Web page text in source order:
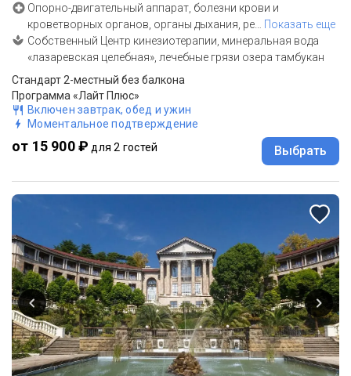
Опорно-двигательный аппарат, болезни крови и
кроветворных органов, органы дыхания, ре
Показать еще
Собственный Центр кинезиотерапии, минеральная вода
«лазаревская целебная», лечебные грязи озера тамбукан
Стандарт 2-местный без балкона
Программа «Лайт Плюс»
Включен завтрак, обед и ужин
Моментальное подтверждение
от 15 900 ₽ для 2 гостей Выбрать